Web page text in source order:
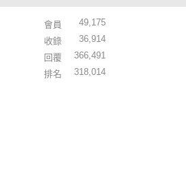
會員
49,175
收錄
36,914
回覆
366,491
排名
318,014